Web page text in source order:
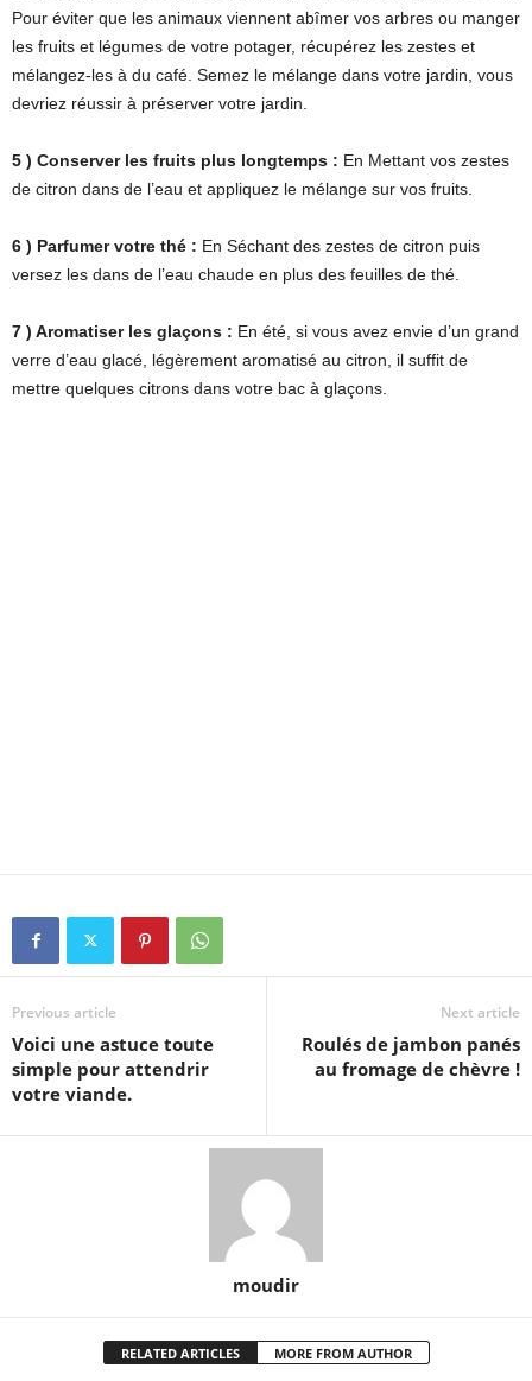
Pour éviter que les animaux viennent abîmer vos arbres ou manger
les fruits et légumes de votre potager, récupérez les zestes et
mélangez-les à du café. Semez le mélange dans votre jardin, vous
devriez réussir à préserver votre jardin.
5 ) Conserver les fruits plus longtemps : En Mettant vos zestes
de citron dans de l’eau et appliquez le mélange sur vos fruits.
6 ) Parfumer votre thé : En Séchant des zestes de citron puis
versez les dans de l’eau chaude en plus des feuilles de thé.
7 ) Aromatiser les glaçons : En été, si vous avez envie d’un grand
verre d’eau glacé, légèrement aromatisé au citron, il suffit de
mettre quelques citrons dans votre bac à glaçons.
Previous article
Voici une astuce toute
simple pour attendrir
votre viande.
Next article
Roulés de jambon panés
au fromage de chèvre !
moudir
RELATED ARTICLES MORE FROM AUTHOR